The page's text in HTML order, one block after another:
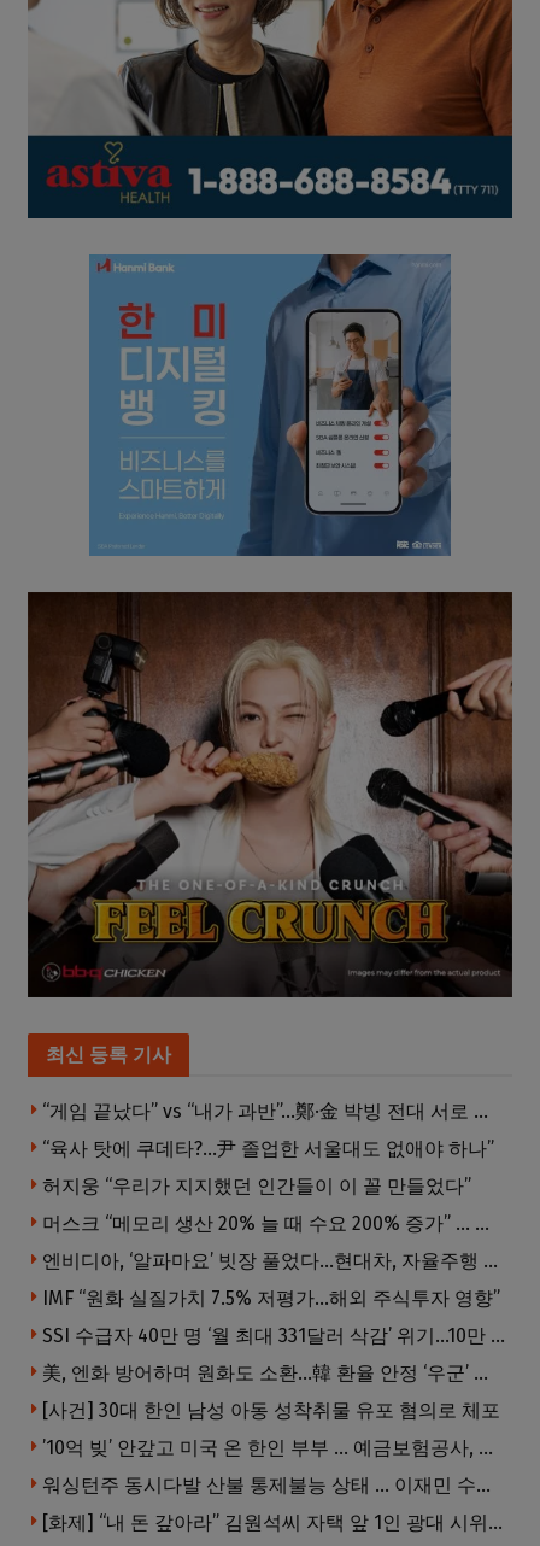
최신 등록 기사
“게임 끝났다” vs “내가 과반”…鄭·金 박빙 전대 서로 우위 주장
“육사 탓에 쿠데타?…尹 졸업한 서울대도 없애야 하나”
허지웅 “우리가 지지했던 인간들이 이 꼴 만들었다”
머스크 “메모리 생산 20% 늘 때 수요 200% 증가” … 반도체 매출 1조달러 눈 앞
엔비디아, ‘알파마요’ 빗장 풀었다…현대차, 자율주행 속도내나
IMF “원화 실질가치 7.5% 저평가…해외 주식투자 영향”
SSI 수급자 40만 명 ‘월 최대 331달러 삭감’ 위기…10만 명은 수급자격 상실
美, 엔화 방어하며 원화도 소환…韓 환율 안정 ‘우군’ 되나
[사건] 30대 한인 남성 아동 성착취물 유포 혐의로 체포
’10억 빚’ 안갚고 미국 온 한인 부부 … 예금보험공사, 미국서 소송
워싱턴주 동시다발 산불 통제불능 상태 … 이재민 수십만명
[화제] “내 돈 갚아라” 김원석씨 자택 앞 1인 광대 시위 … 한인 투자사, “108만 달러 못받아”